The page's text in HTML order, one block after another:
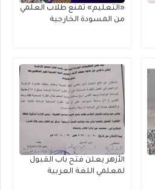
«التعليم» تمنع طلاب العلمي
من المسودة الخارجية
الأزهر يعلن فتح باب القبول
لمعلمي اللغة العربية